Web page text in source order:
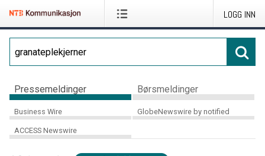
LOGG INN
Pressemeldinger Børsmeldinger
Business Wire GlobeNewswire by notified
ACCESS Newswire